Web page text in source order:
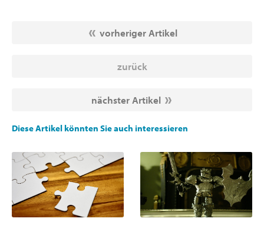
vorheriger Artikel
zurück
nächster Artikel
Diese Artikel könnten Sie auch interessieren